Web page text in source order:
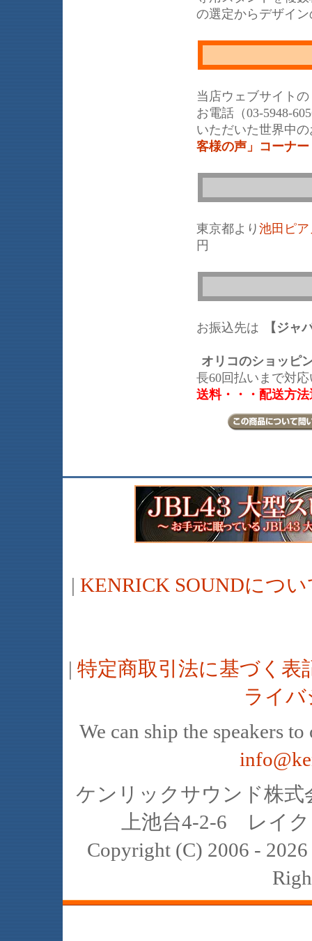
の選定からデザイ
当店ウェブサイトの
お電話（03-5948-
いただいた世界中
客様の声」コーナー
東京都より 池田ピ
円
お振込先は 【ジャ
オリコのショッピ
長60回払いまで対
送料・・・配送方
| KENRICK SOUNDにつ
| 特定商取引法に基づく表
ライ
We can ship the speakers
ケンリックサウンド株
上池台4-2-6 レイ
Copyright (C) 2006 -